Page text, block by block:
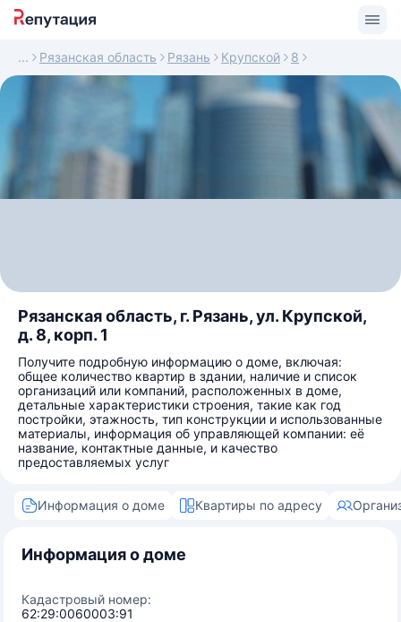
Рязанская область Рязань Крупской 8
Рязанская область, г. Рязань, ул. Крупской,
д. 8, корп. 1
Получите подробную информацию о доме, включая:
общее количество квартир в здании, наличие и список
организаций или компаний, расположенных в доме,
детальные характеристики строения, такие как год
постройки, этажность, тип конструкции и использованные
материалы, информация об управляющей компании: её
название, контактные данные, и качество
предоставляемых услуг
Информация о доме Квартиры по адресу
Информация о доме
Кадастровый номер:
62:29:0060003:91